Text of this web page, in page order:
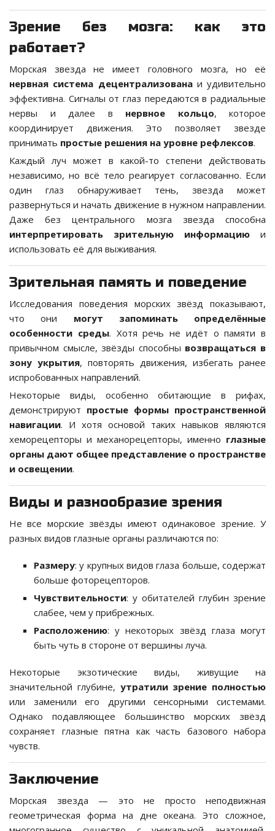
Зрение без мозга: как это
работает?
Морская звезда не имеет головного мозга, но её
нервная система децентрализованаи удивительно
эффективна. Сигналы от глаз передаются в радиальные
нервы и далее в нервное кольцо, которое
координирует движения. Это позволяет звезде
принимать простые решения на уровне рефлексов.
Каждый луч может в какой-то степени действовать
независимо, но всё тело реагирует согласованно. Если
один глаз обнаруживает тень, звезда может
развернуться и начать движение в нужном направлении.
Даже без центрального мозга звезда способна
интерпретировать зрительную информацию и
использовать её для выживания.
Зрительная память и поведение
Исследования поведения морских звёзд показывают,
что они могут запоминать определённые
особенности среды. Хотя речь не идёт о памяти в
привычном смысле, звёзды способны возвращаться в
зону укрытия, повторять движения, избегать ранее
испробованных направлений.
Некоторые виды, особенно обитающие в рифах,
демонстрируют простые формы пространственной
навигации. И хотя основой таких навыков являются
хеморецепторы и механорецепторы, именно глазные
органы дают общее представление о пространстве
и освещении.
Виды и разнообразие зрения
Не все морские звёзды имеют одинаковое зрение. У
разных видов глазные органы различаются по:
Размеру: у крупных видов глаза больше, содержат
больше фоторецепторов.
Чувствительности: у обитателей глубин зрение
слабее, чем у прибрежных.
Расположению: у некоторых звёзд глаза могут
быть чуть в стороне от вершины луча.
Некоторые экзотические виды, живущие на
значительной глубине, утратили зрение полностью
или заменили его другими сенсорными системами.
Однако подавляющее большинство морских звёзд
сохраняет глазные пятна как часть базового набора
чувств.
Заключение
Морская звезда — это не просто неподвижная
геометрическая форма на дне океана. Это сложное,